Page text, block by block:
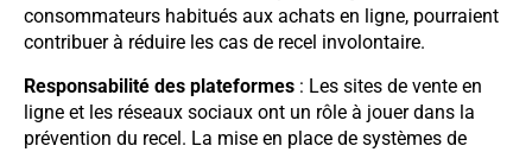
consommateurs habitués aux achats en ligne, pourraient
contribuer à réduire les cas de recel involontaire.
Responsabilité des plateformes : Les sites de vente en
ligne et les réseaux sociaux ont un rôle à jouer dans la
prévention du recel. La mise en place de systèmes de